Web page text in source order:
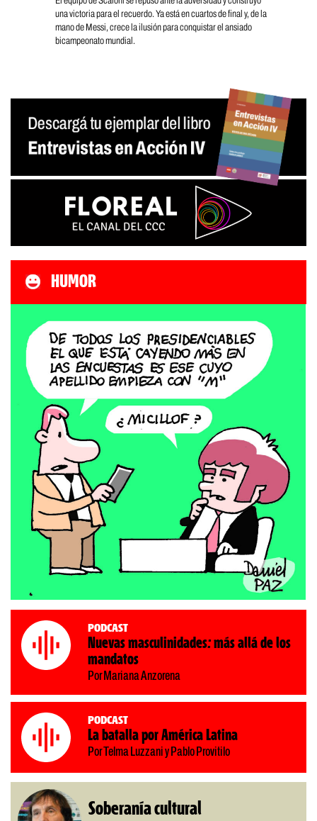
una victoria para el recuerdo. Ya está en cuartos de final y, de la
mano de Messi, crece la ilusión para conquistar el ansiado
bicampeonato mundial.
HUMOR
Podcast
Nuevas masculinidades: más allá de los
mandatos
Por Mariana Anzorena
Podcast
La batalla por América Latina
Por Telma Luzzani y Pablo Provitilo
Soberanía cultural